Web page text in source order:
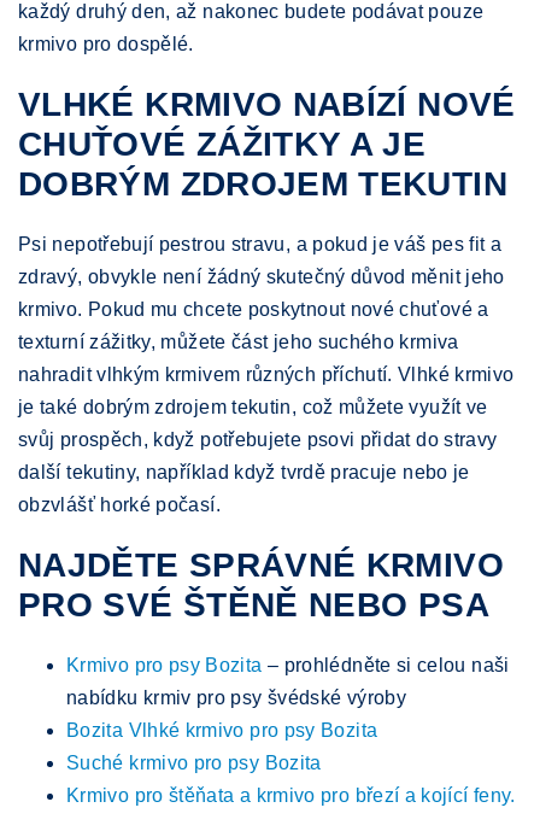
každý druhý den, až nakonec budete podávat pouze
krmivo pro dospělé.
VLHKÉ KRMIVO NABÍZÍ NOVÉ
CHUŤOVÉ ZÁŽITKY A JE
DOBRÝM ZDROJEM TEKUTIN
Psi nepotřebují pestrou stravu, a pokud je váš pes fit a
zdravý, obvykle není žádný skutečný důvod měnit jeho
krmivo. Pokud mu chcete poskytnout nové chuťové a
texturní zážitky, můžete část jeho suchého krmiva
nahradit vlhkým krmivem různých příchutí. Vlhké krmivo
je také dobrým zdrojem tekutin, což můžete využít ve
svůj prospěch, když potřebujete psovi přidat do stravy
další tekutiny, například když tvrdě pracuje nebo je
obzvlášť horké počasí.
NAJDĚTE SPRÁVNÉ KRMIVO
PRO SVÉ ŠTĚNĚ NEBO PSA
Krmivo pro psy Bozita – prohlédněte si celou naši
nabídku krmiv pro psy švédské výroby
Bozita Vlhké krmivo pro psy Bozita
Suché krmivo pro psy Bozita
Krmivo pro štěňata a krmivo pro březí a kojící feny.